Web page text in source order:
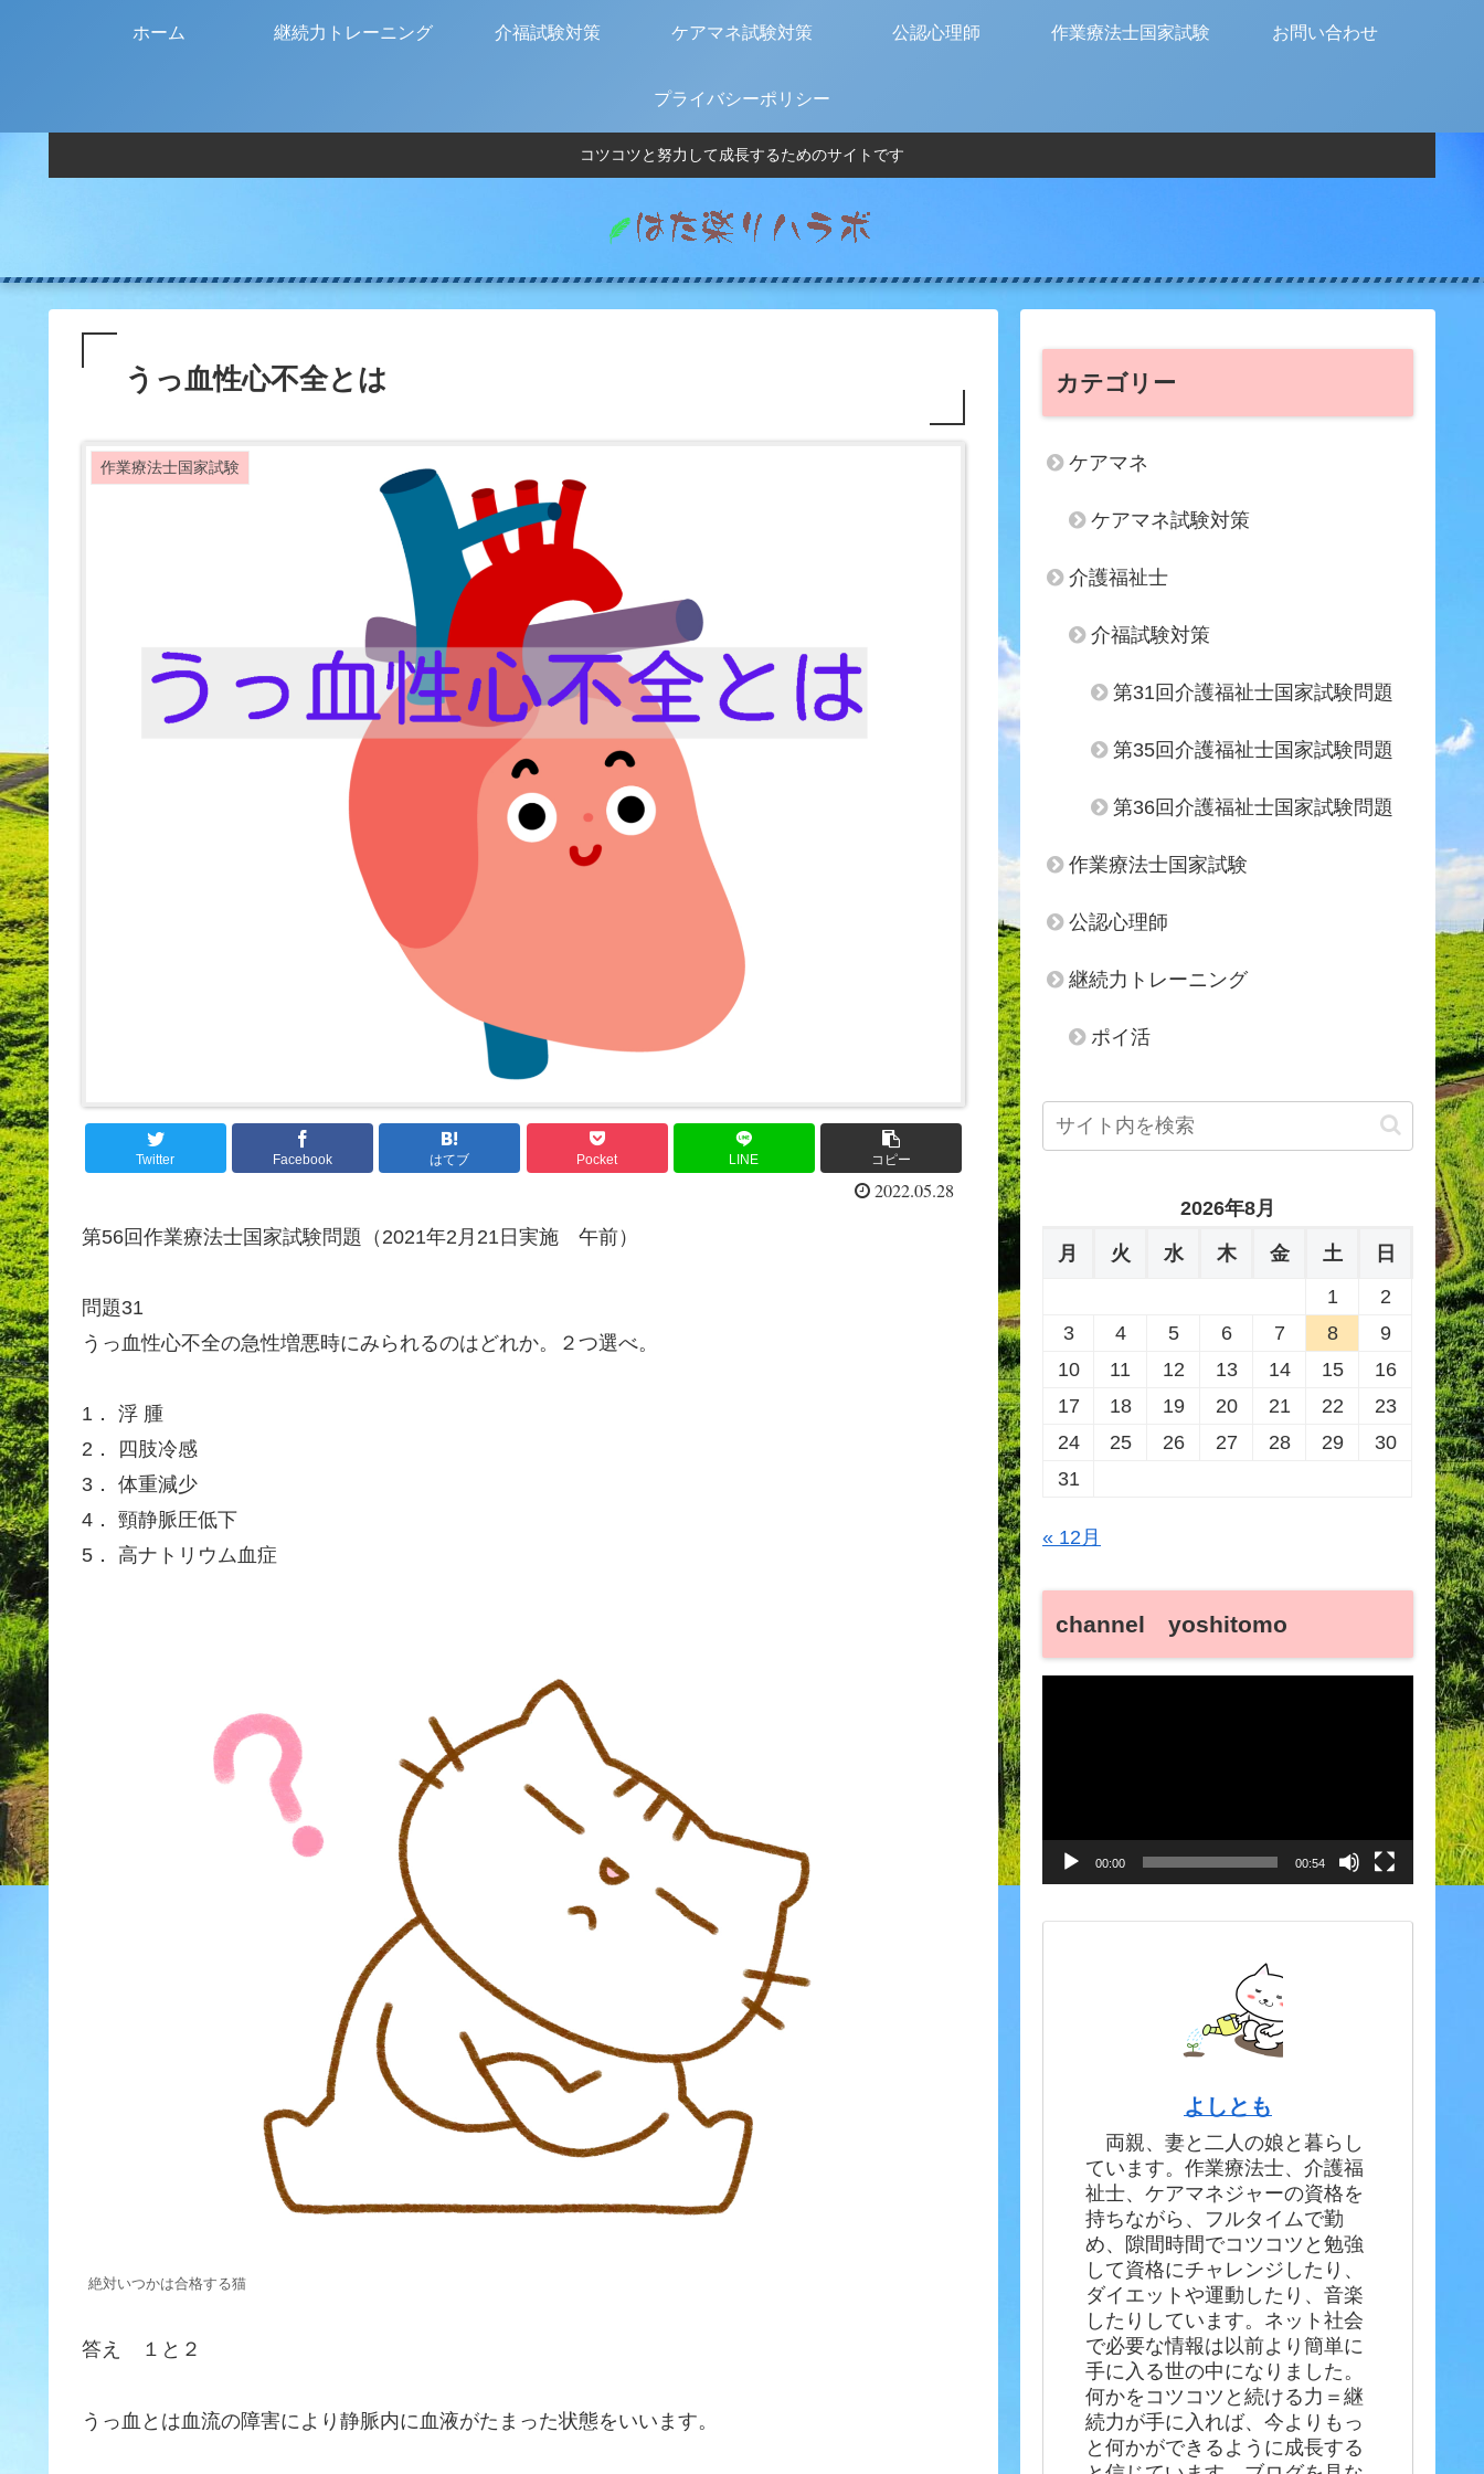
コツコツと努力して成長するためのサイトです
ホーム 継続力トレーニング 介福試験対策 ケアマネ試験対策 公認心理師 作業療法士国家試験 お問い合わせ
プライバシーポリシー
うっ血性心不全とは
作業療法士国家試験
Twitter Facebook はてブ Pocket LINE コピー
2022.05.28
第56回作業療法士国家試験問題（2021年2月21日実施 午前）
問題31
うっ血性心不全の急性増悪時にみられるのはどれか。２つ選べ。
1． 浮 腫
2． 四肢冷感
3． 体重減少
4． 頸静脈圧低下
5． 高ナトリウム血症
絶対いつかは合格する猫
答え １と２
うっ血とは血流の障害により静脈内に血液がたまった状態をいいます。
カテゴリー
ケアマネ
ケアマネ試験対策
介護福祉士
介福試験対策
第31回介護福祉士国家試験問題
第35回介護福祉士国家試験問題
第36回介護福祉士国家試験問題
作業療法士国家試験
公認心理師
継続力トレーニング
ポイ活
2026年8月
月 火 水 木 金 土
日
1
2
3
4 5 6 7 8
9
10
11 12 13 14 15
16
17
18 19 20 21 22
23
24
25 26 27 28 29
30
31
« 12月
channel yoshitomo
00:00 00:54
よしとも
両親、妻と二人の娘と暮らし
ています。作業療法士、介護福
祉士、ケアマネジャーの資格を
持ちながら、フルタイムで勤
め、隙間時間でコツコツと勉強
して資格にチャレンジしたり、
ダイエットや運動したり、音楽
したりしています。ネット社会
で必要な情報は以前より簡単に
手に入る世の中になりました。
何かをコツコツと続ける力＝継
続力が手に入れば、今よりもっ
と何かができるように成長する